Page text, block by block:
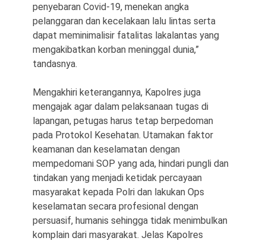
penyebaran Covid-19, menekan angka
pelanggaran dan kecelakaan lalu lintas serta
dapat meminimalisir fatalitas lakalantas yang
mengakibatkan korban meninggal dunia,”
tandasnya.
Mengakhiri keterangannya, Kapolres juga
mengajak agar dalam pelaksanaan tugas di
lapangan, petugas harus tetap berpedoman
pada Protokol Kesehatan. Utamakan faktor
keamanan dan keselamatan dengan
mempedomani SOP yang ada, hindari pungli dan
tindakan yang menjadi ketidak percayaan
masyarakat kepada Polri dan lakukan Ops
keselamatan secara profesional dengan
persuasif, humanis sehingga tidak menimbulkan
komplain dari masyarakat. Jelas Kapolres